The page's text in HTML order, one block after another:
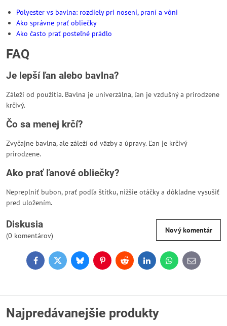
Polyester vs bavlna: rozdiely pri nosení, praní a vôni
Ako správne prať obliečky
Ako často prať posteľné prádlo
FAQ
Je lepší ľan alebo bavlna?
Záleží od použitia. Bavlna je univerzálna, ľan je vzdušný a prirodzene
krčivý.
Čo sa menej krčí?
Zvyčajne bavlna, ale záleží od väzby a úpravy. Ľan je krčivý
prirodzene.
Ako prať ľanové obliečky?
Nepreplniť bubon, prať podľa štítku, nižšie otáčky a dôkladne vysušiť
pred uložením.
Diskusia
(0 komentárov)
Nový komentár
FacebookTwitterBlueskyPinterestReddit LinkedInWhatsApp
E-
mail
Najpredávanejšie produkty